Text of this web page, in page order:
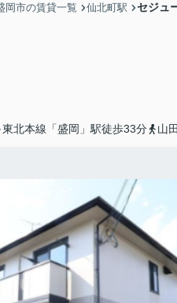
岡市の賃貸一覧 仙北町駅 セジュ
東北本線「盛岡」駅徒歩33分 山